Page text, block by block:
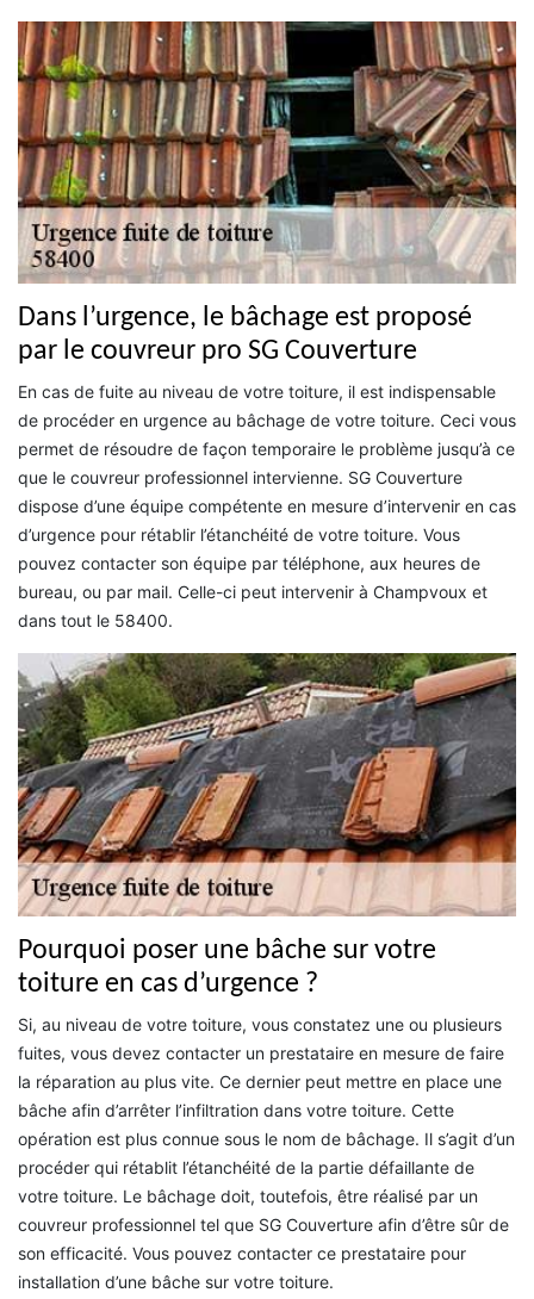
Dans l’urgence, le bâchage est proposé
par le couvreur pro SG Couverture
En cas de fuite au niveau de votre toiture, il est indispensable
de procéder en urgence au bâchage de votre toiture. Ceci vous
permet de résoudre de façon temporaire le problème jusqu’à ce
que le couvreur professionnel intervienne. SG Couverture
dispose d’une équipe compétente en mesure d’intervenir en cas
d’urgence pour rétablir l’étanchéité de votre toiture. Vous
pouvez contacter son équipe par téléphone, aux heures de
bureau, ou par mail. Celle-ci peut intervenir à Champvoux et
dans tout le 58400.
Pourquoi poser une bâche sur votre
toiture en cas d’urgence ?
Si, au niveau de votre toiture, vous constatez une ou plusieurs
fuites, vous devez contacter un prestataire en mesure de faire
la réparation au plus vite. Ce dernier peut mettre en place une
bâche afin d’arrêter l’infiltration dans votre toiture. Cette
opération est plus connue sous le nom de bâchage. Il s’agit d’un
procéder qui rétablit l’étanchéité de la partie défaillante de
votre toiture. Le bâchage doit, toutefois, être réalisé par un
couvreur professionnel tel que SG Couverture afin d’être sûr de
son efficacité. Vous pouvez contacter ce prestataire pour
installation d’une bâche sur votre toiture.